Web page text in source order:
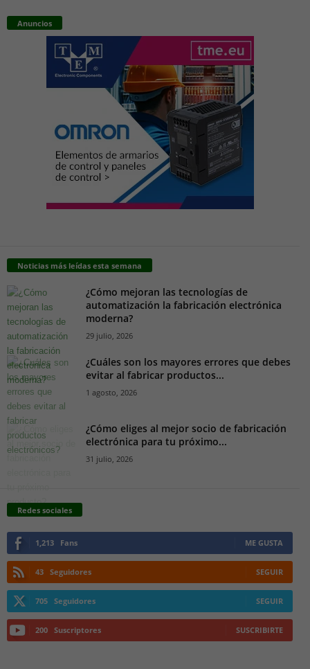
Anuncios
Noticias más leídas esta semana
¿Cómo mejoran las tecnologías de
automatización la fabricación electrónica
moderna?
29 julio, 2026
¿Cuáles son los mayores errores que debes
evitar al fabricar productos...
1 agosto, 2026
¿Cómo eliges al mejor socio de fabricación
electrónica para tu próximo...
31 julio, 2026
Redes sociales
1,213 Fans ME GUSTA
43 Seguidores SEGUIR
705 Seguidores SEGUIR
200 Suscriptores SUSCRIBIRTE